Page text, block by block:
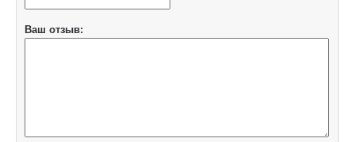
Ваш отзыв: